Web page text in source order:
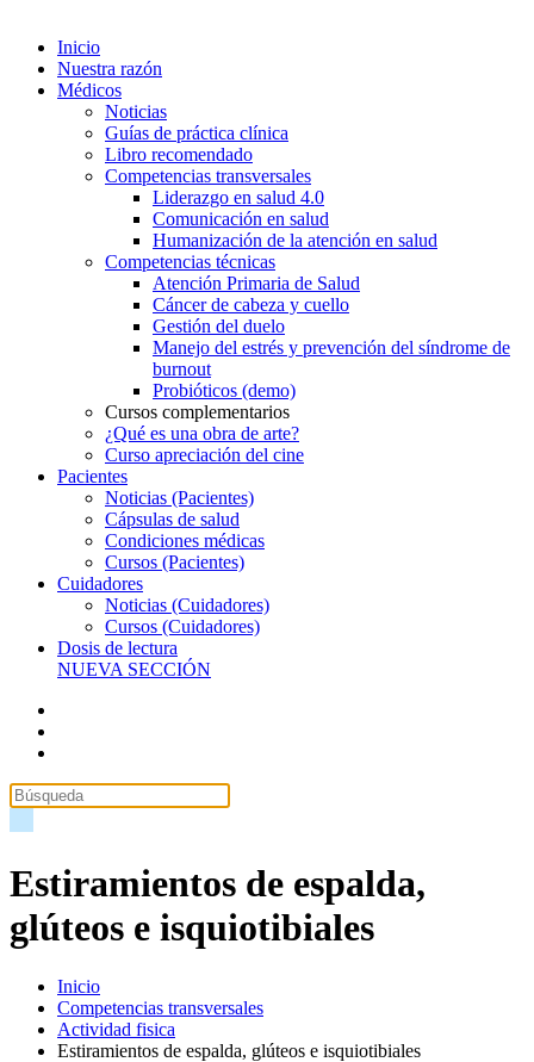
Inicio
Nuestra razón
Médicos
Noticias
Guías de práctica clínica
Libro recomendado
Competencias transversales
Liderazgo en salud 4.0
Comunicación en salud
Humanización de la atención en salud
Competencias técnicas
Atención Primaria de Salud
Cáncer de cabeza y cuello
Gestión del duelo
Manejo del estrés y prevención del síndrome de
burnout
Probióticos (demo)
Cursos complementarios
¿Qué es una obra de arte?
Curso apreciación del cine
Pacientes
Noticias (Pacientes)
Cápsulas de salud
Condiciones médicas
Cursos (Pacientes)
Cuidadores
Noticias (Cuidadores)
Cursos (Cuidadores)
Dosis de lectura
NUEVA SECCIÓN
Estiramientos de espalda,
glúteos e isquiotibiales
Inicio
Competencias transversales
Actividad fisica
Estiramientos de espalda, glúteos e isquiotibiales